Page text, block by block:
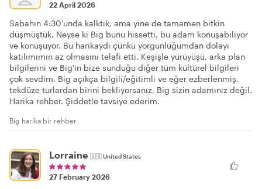
22 April 2026
Sabahın 4:30'unda kalktık, ama yine de tamamen bitkin
düşmüştük. Neyse ki Big bunu hissetti, bu adam konuşabiliyor
ve konuşuyor. Bu harikaydı çünkü yorgunluğumdan dolayı
katılımımın az olmasını telafi etti. Keşişle yürüyüşü, arka plan
bilgilerini ve Big'in bize sunduğu diğer tüm kültürel bilgileri
çok sevdim. Big açıkça bilgili/eğitimli ve eğer ezberlenmiş,
tekdüze turlardan birini bekliyorsanız, Big sizin adamınız değil.
Harika rehber. Şiddetle tavsiye ederim.
Big harika bir rehber
Lorraine 🇺🇸United States
27 February 2026